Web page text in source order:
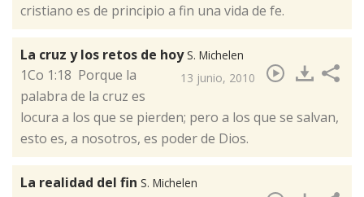
cristiano es de principio a fin una vida de fe.
La cruz y los retos de hoyS. Michelen
13 junio, 2010
​1Co 1:18 Porque la
palabra de la cruz es
locura a los que se pierden; pero a los que se salvan,
esto es, a nosotros, es poder de Dios.
La realidad del fin S. Michelen